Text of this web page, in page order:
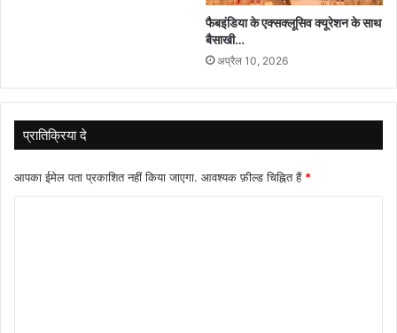
फैबइंडिया के एक्सक्लूसिव क्यूरेशन के साथ
बैसाखी…
अप्रैल 10, 2026
प्रातिक्रिया दे
आपका ईमेल पता प्रकाशित नहीं किया जाएगा. आवश्यक फ़ील्ड चिह्नित हैं *